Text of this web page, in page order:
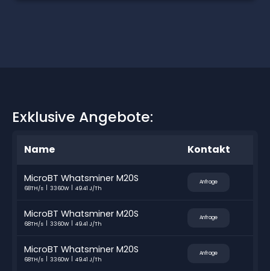
Exklusive Angebote:
Name Kontakt
MicroBT Whatsminer M20S
68TH/s 3360W 49.41 J/Th
Anfrage
MicroBT Whatsminer M20S
68TH/s 3360W 49.41 J/Th
Anfrage
MicroBT Whatsminer M20S
68TH/s 3360W 49.41 J/Th
Anfrage